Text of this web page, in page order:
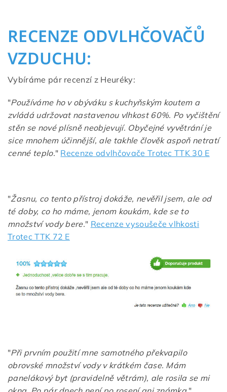
RECENZE ODVLHČOVAČŮ
VZDUCHU:
Vybíráme pár recenzí z Heuréky:
"Používáme ho v obýváku s kuchyňským koutem a
zvládá udržovat nastavenou vlhkost 60%. Po vyčištění
stěn se nové plísně neobjevují. Obyčejné vyvětrání je
sice mnohem účinnější, ale takhle člověk aspoň netratí
cenné teplo." Recenze odvlhčovače Trotec TTK 30 E
"Žasnu, co tento přístroj dokáže, nevěřil jsem, ale od
té doby, co ho máme, jenom koukám, kde se to
množství vody bere." Recenze vysoušeče vlhkosti
Trotec TTK 72 E
"Při prvním použití mne samotného překvapilo
obrovské množství vody v krátkém čase. Mám
panelákový byt (pravidelně větrám), ale rosila se mi